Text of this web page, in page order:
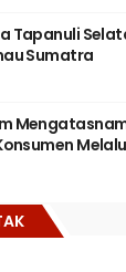
Tapanuli
Sumatra